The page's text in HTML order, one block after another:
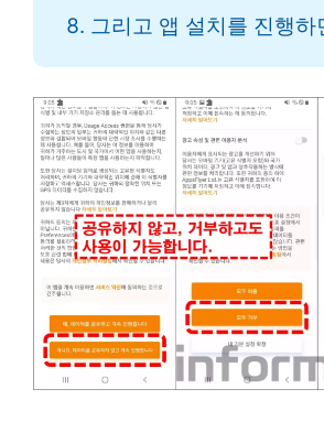
그리고 앱 설치를 진행하